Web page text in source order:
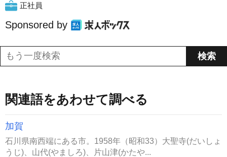
正社員
Sponsored by
関連語をあわせて調べる
加賀
石川県南西端にある市。1958年（昭和33）大聖寺(だいしょ
うじ)、山代(やましろ)、片山津(かたや...